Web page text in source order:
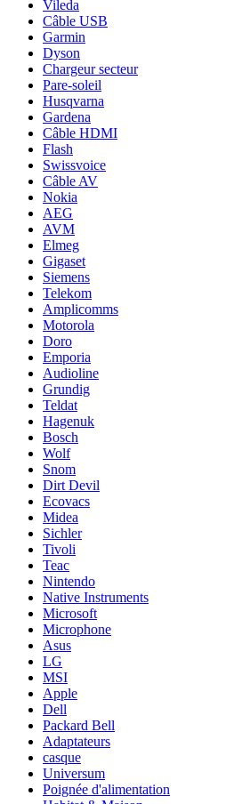
Vileda
Câble USB
Garmin
Dyson
Chargeur secteur
Pare-soleil
Husqvarna
Gardena
Câble HDMI
Flash
Swissvoice
Câble AV
Nokia
AEG
AVM
Elmeg
Gigaset
Siemens
Telekom
Amplicomms
Motorola
Doro
Emporia
Audioline
Grundig
Teldat
Hagenuk
Bosch
Wolf
Snom
Dirt Devil
Ecovacs
Midea
Sichler
Tivoli
Teac
Nintendo
Native Instruments
Microsoft
Microphone
Asus
LG
MSI
Apple
Dell
Packard Bell
Adaptateurs
casque
Universum
Poignée d'alimentation